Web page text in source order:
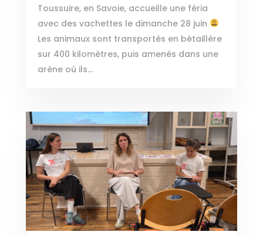
Toussuire, en Savoie, accueille une féria
avec des vachettes le dimanche 28 juin
Les animaux sont transportés en bétaillère
sur 400 kilomètres, puis amenés dans une
arène où ils...